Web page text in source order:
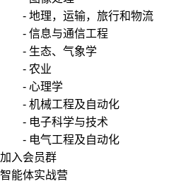
- 地理，运输，旅行和物流
- 信息与通信工程
- 生态、气象学
- 农业
- 心理学
- 机械工程及自动化
- 电子科学与技术
- 电气工程及自动化
加入会员群
智能体实战营